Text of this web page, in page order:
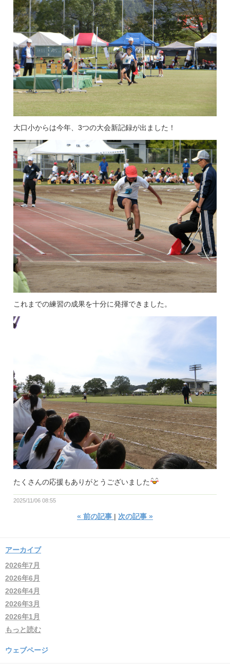
大口小からは今年、3つの大会新記録が出ました！
これまでの練習の成果を十分に発揮できました。
たくさんの応援もありがとうございました
2025/11/06 08:55
« 前の記事 次の記事 »
アーカイブ
2026年7月
2026年6月
2026年4月
2026年3月
2026年1月
もっと読む
ウェブページ